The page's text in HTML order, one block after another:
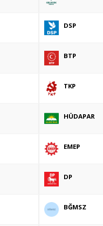
DSP
BTP
TKP
HÜDAPAR
EMEP
DP
BĞMSZ